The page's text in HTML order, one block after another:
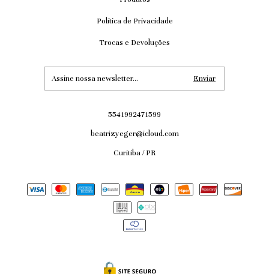
Política de Privacidade
Trocas e Devoluções
5541992471599
beatrizyeger@icloud.com
Curitiba / PR